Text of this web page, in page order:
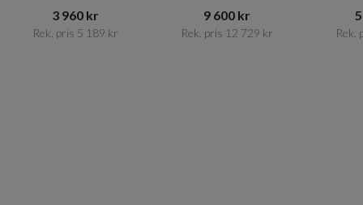
3 960 kr​​
Rek. pris 5 189 kr​​
9 600 kr​​
Rek. pris 12 729 kr​​
Rek.